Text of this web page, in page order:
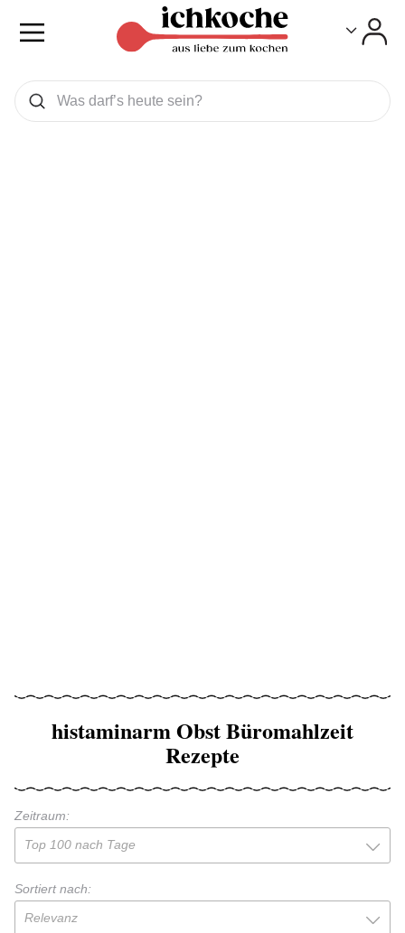
Was wollen Sie suchen
Suchen
histaminarm Obst Büromahlzeit
Rezepte
Zeitraum:
Top 100 nach Tage
Sortiert nach:
Relevanz